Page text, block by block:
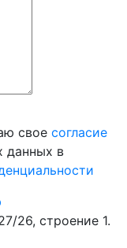
свое согласие
данных в
26, строение 1.